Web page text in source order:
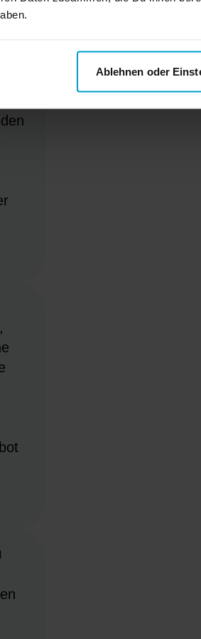
Ablehnen oder